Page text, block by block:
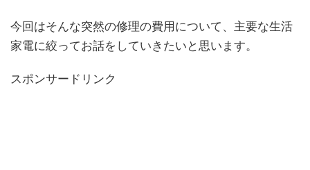
今回はそんな突然の修理の費用について、主要な生活
家電に絞ってお話をしていきたいと思います。
スポンサードリンク